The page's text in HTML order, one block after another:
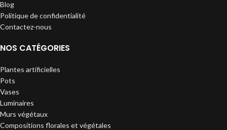
Blog
Politique de confidentialité
Contactez-nous
NOS CATÉGORIES
Plantes artificielles
Pots
Vases
Luminaires
Murs végétaux
Compositions florales et végétales